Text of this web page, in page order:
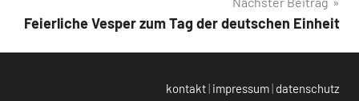
Feierliche Vesper zum Tag der deutschen Einheit
kontakt| impressum| datenschutz